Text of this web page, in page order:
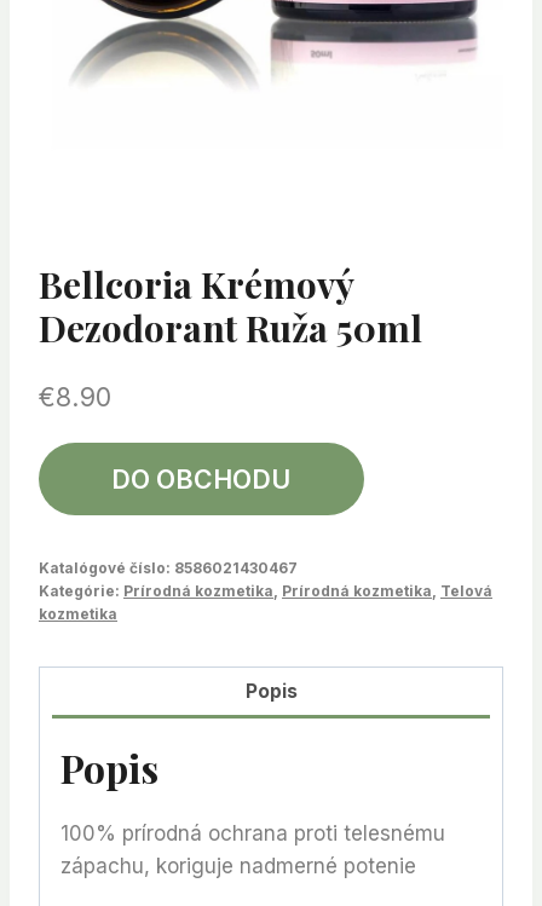
Bellcoria Krémový
Dezodorant Ruža 50ml
€8.90
DO OBCHODU
Katalógové číslo: 8586021430467
Kategórie: Prírodná kozmetika Prírodná kozmetika Telová
kozmetika
Popis
Popis
100% prírodná ochrana proti telesnému
zápachu, koriguje nadmerné potenie